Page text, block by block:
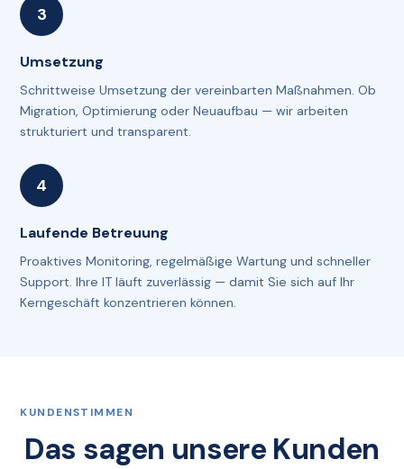
Umsetzung
Schrittweise Umsetzung der vereinbarten Maßnahmen. Ob
Migration, Optimierung oder Neuaufbau — wir arbeiten
strukturiert und transparent.
Laufende Betreuung
Proaktives Monitoring, regelmäßige Wartung und schneller
Support. Ihre IT läuft zuverlässig — damit Sie sich auf Ihr
Kerngeschäft konzentrieren können.
KUNDENSTIMMEN
Das sagen unsere Kunden